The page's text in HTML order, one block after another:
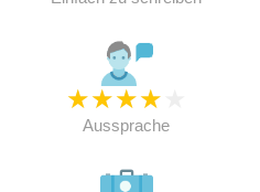
★★★★
Aussprache